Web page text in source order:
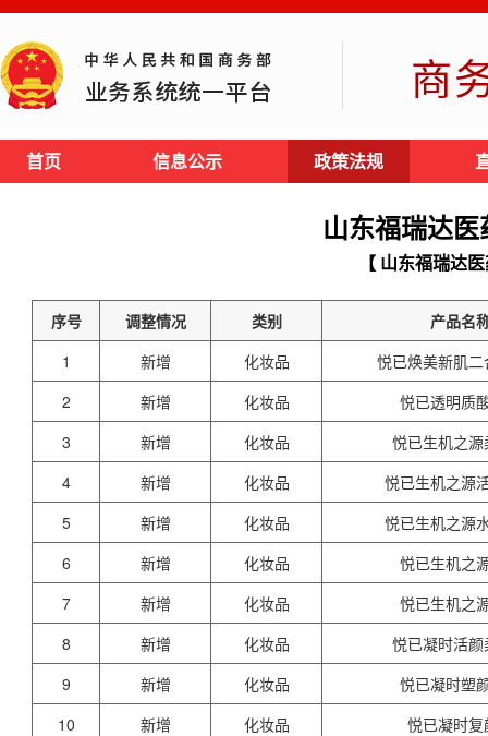
商
首页 信息公示 政策法规
山东福瑞达
【 山东福瑞达
序号 调整情况 类别
产品名
1
新增 化妆品
悦已焕美新肌
2
新增 化妆品
悦已透明质
3
新增 化妆品
悦已生机之源
4
新增 化妆品
悦已生机之源
5
新增 化妆品
悦已生机之源
6
新增 化妆品
悦已生机之
7
新增 化妆品
悦已生机之
8
新增 化妆品
悦已凝时活颜
9
新增 化妆品
悦已凝时塑
10
新增 化妆品
悦已凝时复